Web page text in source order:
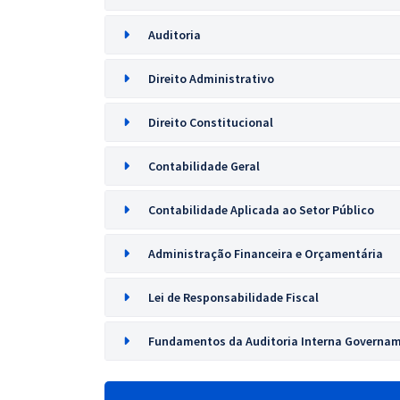
Auditoria
Direito Administrativo
Direito Constitucional
Contabilidade Geral
Contabilidade Aplicada ao Setor Público
Administração Financeira e Orçamentária
Lei de Responsabilidade Fiscal
Fundamentos da Auditoria Interna